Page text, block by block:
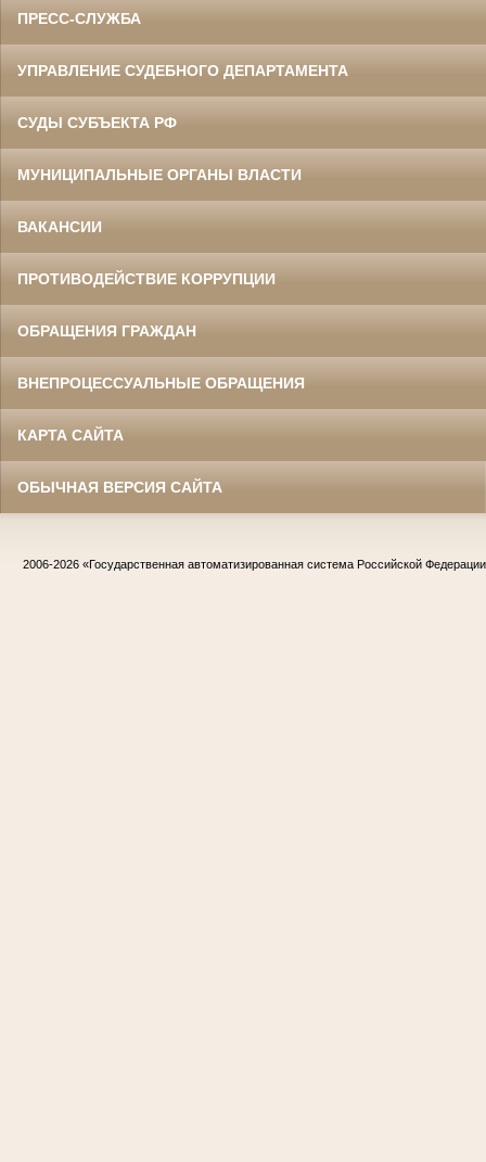
ПРЕСС-СЛУЖБА
УПРАВЛЕНИЕ СУДЕБНОГО ДЕПАРТАМЕНТА
СУДЫ СУБЪЕКТА РФ
МУНИЦИПАЛЬНЫЕ ОРГАНЫ ВЛАСТИ
ВАКАНСИИ
ПРОТИВОДЕЙСТВИЕ КОРРУПЦИИ
ОБРАЩЕНИЯ ГРАЖДАН
ВНЕПРОЦЕССУАЛЬНЫЕ ОБРАЩЕНИЯ
КАРТА САЙТА
ОБЫЧНАЯ ВЕРСИЯ САЙТА
2006-2026 «Государственная автоматизированная система Российской